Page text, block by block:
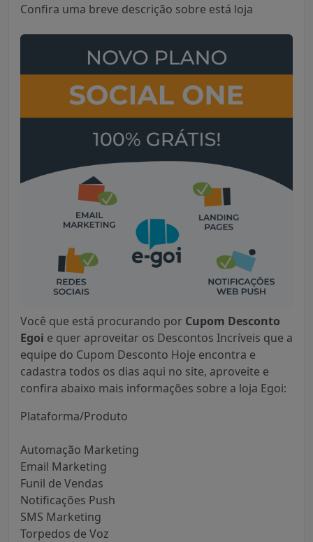
Confira uma breve descrição sobre está loja
Você que está procurando por Cupom Desconto
Egoi e quer aproveitar os Descontos Incríveis que a
equipe do Cupom Desconto Hoje encontra e
cadastra todos os dias aqui no site, aproveite e
confira abaixo mais informações sobre a loja Egoi:
Plataforma/Produto
Automação Marketing
Email Marketing
Funil de Vendas
Notificações Push
SMS Marketing
Torpedos de Voz